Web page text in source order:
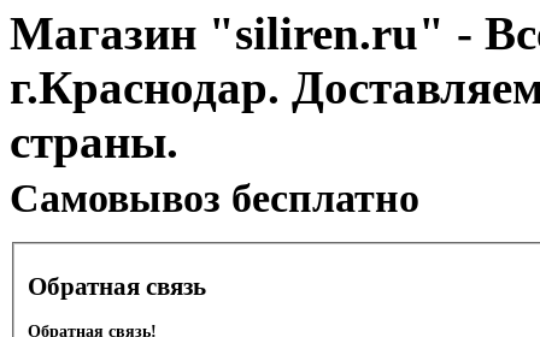
Магазин "siliren.ru" -
г.Краснодар.
страны.
Cамовывоз бесплатно
Обратная связь
Обратная связь!